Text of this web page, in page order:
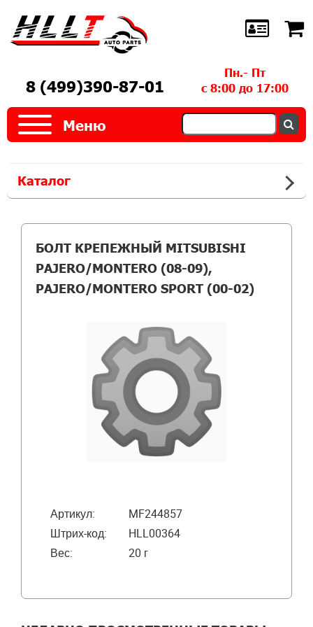
8 (499)390-87-01
Пн.- Пт
с 8:00 до 17:00
Меню
Каталог
БОЛТ КРЕПЕЖНЫЙ MITSUBISHI
PAJERO/MONTERO (08-09),
PAJERO/MONTERO SPORT (00-02)
Артикул:
MF244857
Штрих-код:
HLL00364
Вес:
20 г